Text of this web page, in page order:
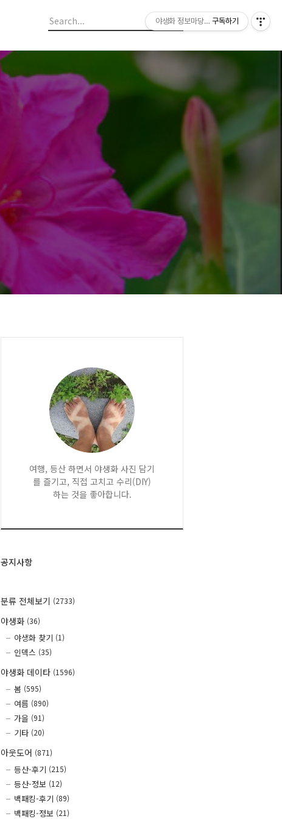
여행, 등산 하면서 야생화 사진 담기
를 즐기고, 직접 고치고 수리(DIY)
하는 것을 좋아합니다.
공지사항
분류 전체보기 (2733)
야생화 (36)
야생화 찾기 (1)
인덱스 (35)
야생화 데이타 (1596)
봄 (595)
여름 (890)
가을 (91)
기타 (20)
아웃도어 (871)
등산-후기 (215)
등산-정보 (12)
백패킹-후기 (89)
백패킹-정보 (21)
야생화 정보마당 입니다.
구독하기